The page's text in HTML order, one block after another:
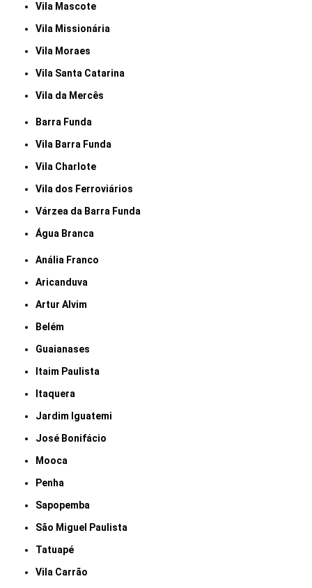
Vila Mascote
Vila Missionária
Vila Moraes
Vila Santa Catarina
Vila da Mercês
Barra Funda
Vila Barra Funda
Vila Charlote
Vila dos Ferroviários
Várzea da Barra Funda
Água Branca
Anália Franco
Aricanduva
Artur Alvim
Belém
Guaianases
Itaim Paulista
Itaquera
Jardim Iguatemi
José Bonifácio
Mooca
Penha
Sapopemba
São Miguel Paulista
Tatuapé
Vila Carrão